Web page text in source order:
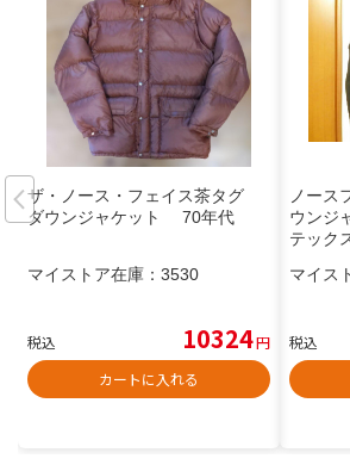
ザ・ノース・フェイス茶タグ
ダウンジャケット 70年代
マイストア在庫： 3530
税込 10324円
カートに入れる
ノース
ウンジ
テック
マイス
税込